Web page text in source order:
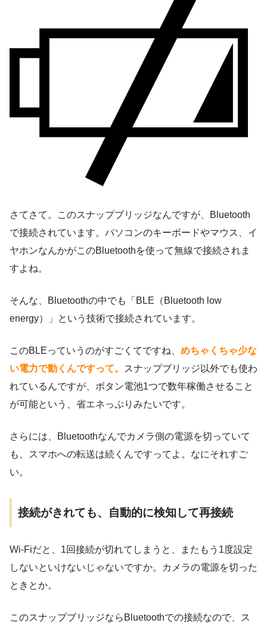
さてさて。このスナップブリッジなんですが、Bluetooth
で接続されています。パソコンのキーボードやマウス、イ
ヤホンなんかがこのBluetoothを使って無線で接続されま
すよね。
そんな、Bluetoothの中でも「BLE（Bluetooth low
energy）」という技術で接続されています。
このBLEっていうのがすごくてですね、 めちゃくちゃ少な
い電力で動くんですって。
スナップブリッジ以外でも使わ
れているんですが、ボタン電池1つで数年稼働させること
が可能という、省エネっぷりみたいです。
さらには、Bluetoothなんでカメラ側の電源を切っていて
も、スマホへの転送は続くんですってよ。なにそれすご
い。
接続がきれても、自動的に検知して再接続
Wi-Fiだと、1回接続が切れてしまうと、またもう1度設定
しないといけないじゃないですか。カメラの電源を切った
ときとか。
このスナップブリッジならBluetoothでの接続なので、ス